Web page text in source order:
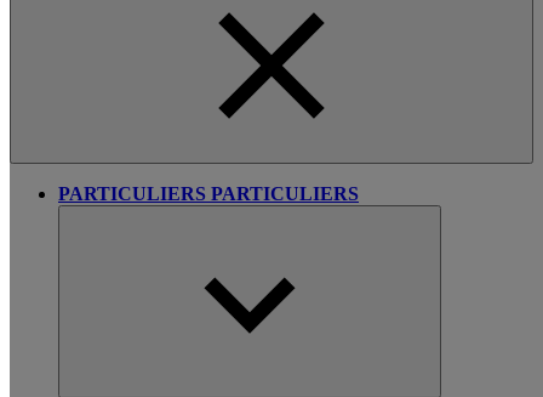
PARTICULIERS PARTICULIERS